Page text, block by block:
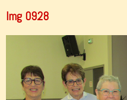
Img 0928